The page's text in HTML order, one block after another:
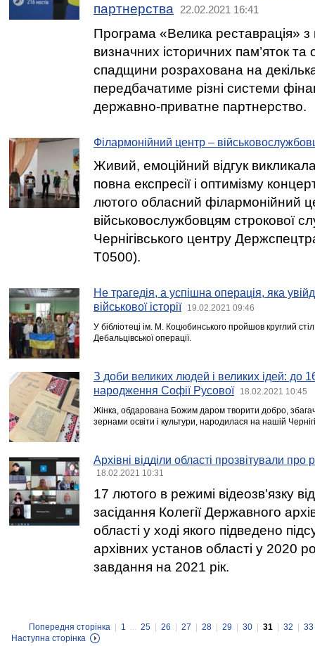
партнерства
22.02.2021 16:41
Програма «Велика реставрація» з
визначних історичних пам’яток та
спадщини розрахована на декілька
передбачатиме різні системи
державно-приватне партнерство.
Філармонійний центр –
Живий, емоційний відгук
повна експресії і оптимізму
лютого обласний філармонійний
військовослужбовцям строкової
Чернігівського центру
Т0500).
Не трагедія, а успішна операція, яка
військової історії
19.02.2021 09:46
У бібліотеці ім. М. Коцюбинського пройшов круглий
Дебальцівської операції.
З доби великих людей і великих ідей: до
народження Софії Русової
18.02.2021 10:45
Жінка, обдарована Божим даром творити добро,
зернами освіти і культури, народилася на нашій
Архівні відділи області прозвітували про
18.02.2021 10:31
17 лютого в режимі відеозв'язку
засідання Колегії Державного
області у ході якого підведено
архівних установ області у 2020
завдання на 2021 рік.
Попередня сторінка 1 ... 25 26 27 28 29 30 31 32
33
Наступна сторінка